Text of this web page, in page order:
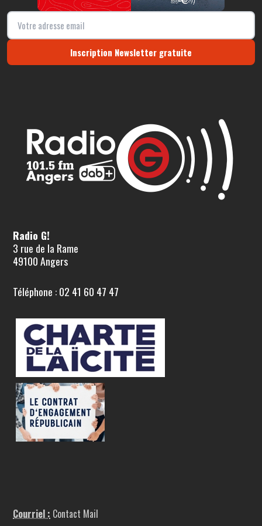
Inscription Newsletter gratuite
Radio G!
3 rue de la Rame
49100 Angers
Téléphone : 02 41 60 47 47
Courriel : Contact Mail